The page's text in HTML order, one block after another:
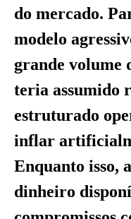
do mercado.
modelo
grande volume
teria assumido
estruturado
inflar
Enquanto isso,
dinheiro